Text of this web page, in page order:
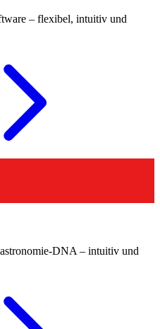
– flexibel, intuitiv und
DNA – intuitiv und